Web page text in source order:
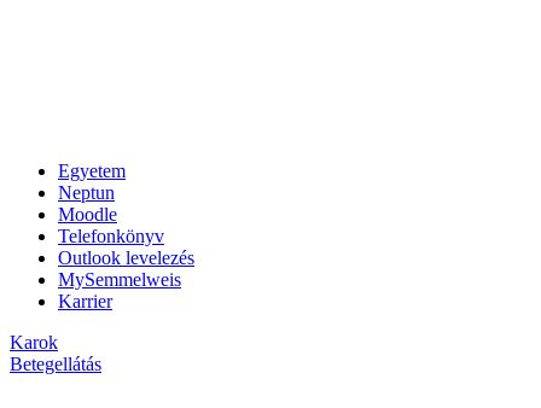
Egyetem
Neptun
Moodle
Telefonkönyv
Outlook levelezés
MySemmelweis
Karrier
Karok
Betegellátás